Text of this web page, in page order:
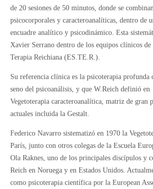
de 20 sesiones de 50 minutos, donde se
psicocorporales y caracteroanalíticas, dentro de
encuadre analítico y psicodinámico. Esta
Xavier Serrano dentro de los equipos clínicos de
Terapia Reichiana (ES.TE.R.).
Su referencia clínica es la psicoterapia profunda
seno del psicoanálisis, y que W.Reich definió en
Vegetoterapia caracteroanalítica, matriz de gran
actuales incluida la Gestalt.
Federico Navarro sistematizó en 1970 la
París, junto con otros colegas de la Escuela
Ola Raknes, uno de los principales discípulos y
Reich en Noruega y en Estados Unidos.
como psicoterapia científica por la European